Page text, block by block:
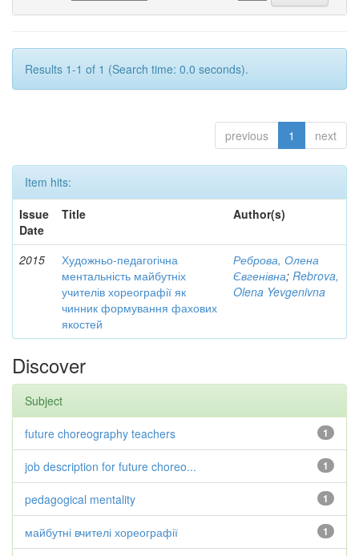
Results 1-1 of 1 (Search time: 0.0 seconds).
previous 1 next
Item hits:
Issue
Date
Title Author(s)
2015
Художньо-педагогічна
ментальність майбутніх
учителів хореографії як
чинник формування фахових
якостей
Реброва, Олена
Євгенівна; Rebrova,
Olena Yevgenivna
Discover
Subject
1
future choreography teachers
1
job description for future choreo...
1
pedagogical mentality
1
майбутні вчителі хореографії